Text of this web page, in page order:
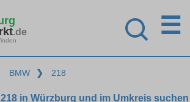
.de ☰
BMW ❯ 218
in Würzburg und im Umkreis suchen